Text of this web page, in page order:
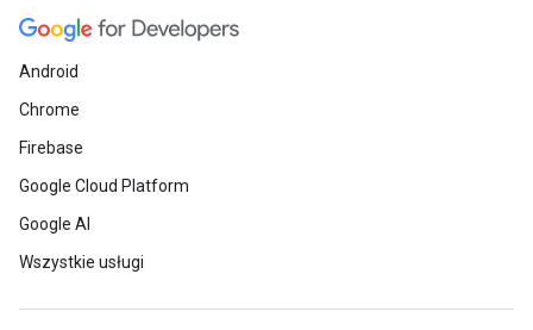
Android
Chrome
Firebase
Google Cloud Platform
Google AI
Wszystkie usługi